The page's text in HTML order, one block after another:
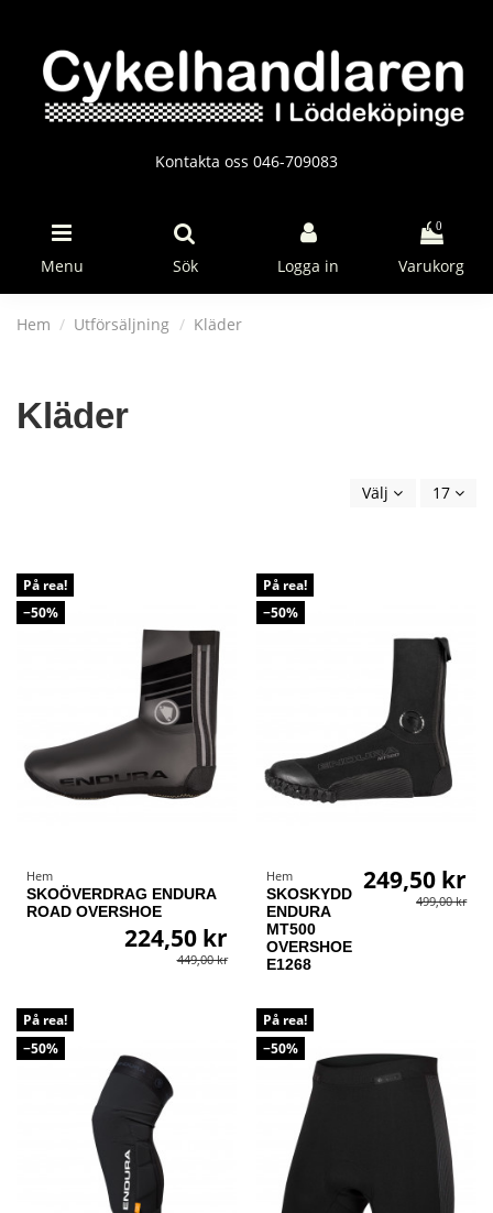
Kontakta oss 046-709083
Menu Sök Logga in
0
Varukorg
Hem Utförsäljning Kläder
Kläder
Välj 17
På rea!
−50%
Hem
SKOÖVERDRAG ENDURA
ROAD OVERSHOE
224,50 kr
449,00 kr
På rea!
−50%
Hem
SKOSKYDD
ENDURA
MT500
OVERSHOE
E1268
249,50 kr
499,00 kr
På rea!
−50%
På rea!
−50%